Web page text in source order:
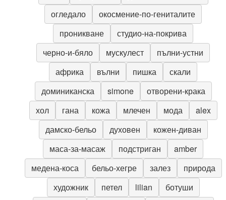
огледало
окосмение-по-гениталите
проникване
студио-на-покрива
черно-и-бяло
мускулест
пълни-устни
африка
вълни пишка
скали
доминиканска
simone
отворени-крака
хол
гана кожа млечен мода
alex
дамско-бельо
духовен
кожен-диван
маса-за-масаж
подстриган
amber
медена-коса
бельо-хегре залез
природа
художник
петел lilian ботуши